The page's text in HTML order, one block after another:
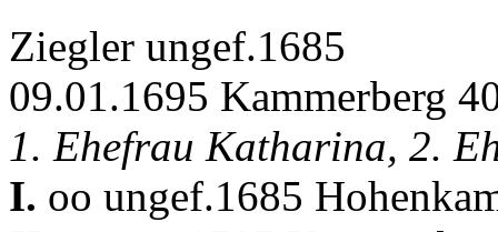
Ziegler ungef.1685
09.01.1695 Kammerberg
1. Ehefrau Katharina, 2.
I. oo ungef.1685